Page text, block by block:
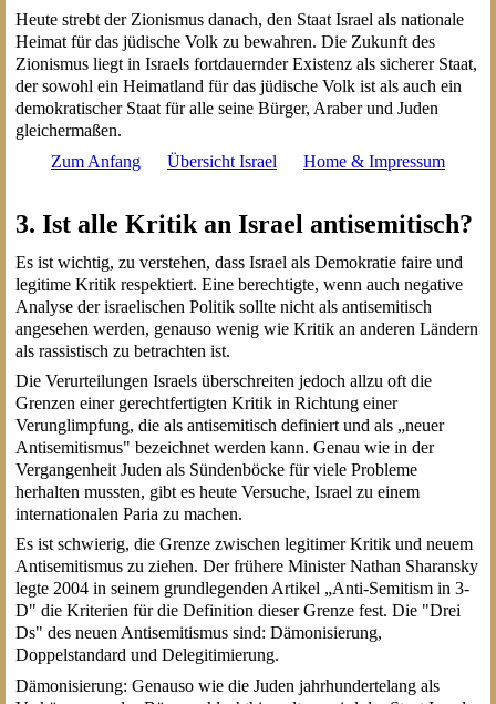
Heute strebt der Zionismus danach, den Staat Israel als nationale
Heimat für das jüdische Volk zu bewahren. Die Zukunft des
Zionismus liegt in Israels fortdauernder Existenz als sicherer Staat,
der sowohl ein Heimatland für das jüdische Volk ist als auch ein
demokratischer Staat für alle seine Bürger, Araber und Juden
gleichermaßen.
Zum Anfang
Übersicht Israel Home & Impressum
3. Ist alle Kritik an Israel antisemitisch?
Es ist wichtig, zu verstehen, dass Israel als Demokratie faire und
legitime Kritik respektiert. Eine berechtigte, wenn auch negative
Analyse der israelischen Politik sollte nicht als antisemitisch
angesehen werden, genauso wenig wie Kritik an anderen Ländern
als rassistisch zu betrachten ist.
Die Verurteilungen Israels überschreiten jedoch allzu oft die
Grenzen einer gerechtfertigten Kritik in Richtung einer
Verunglimpfung, die als antisemitisch definiert und als „neuer
Antisemitismus" bezeichnet werden kann. Genau wie in der
Vergangenheit Juden als Sündenböcke für viele Probleme
herhalten mussten, gibt es heute Versuche, Israel zu einem
internationalen Paria zu machen.
Es ist schwierig, die Grenze zwischen legitimer Kritik und neuem
Antisemitismus zu ziehen. Der frühere Minister Nathan Sharansky
legte 2004 in seinem grundlegenden Artikel „Anti-Semitism in 3-
D" die Kriterien für die Definition dieser Grenze fest. Die "Drei
Ds" des neuen Antisemitismus sind: Dämonisierung,
Doppelstandard und Delegitimierung.
Dämonisierung: Genauso wie die Juden jahrhundertelang als